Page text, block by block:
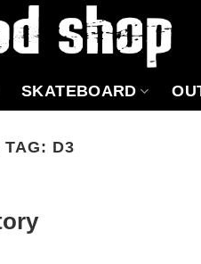
SKATEBOARD
TAG: D3